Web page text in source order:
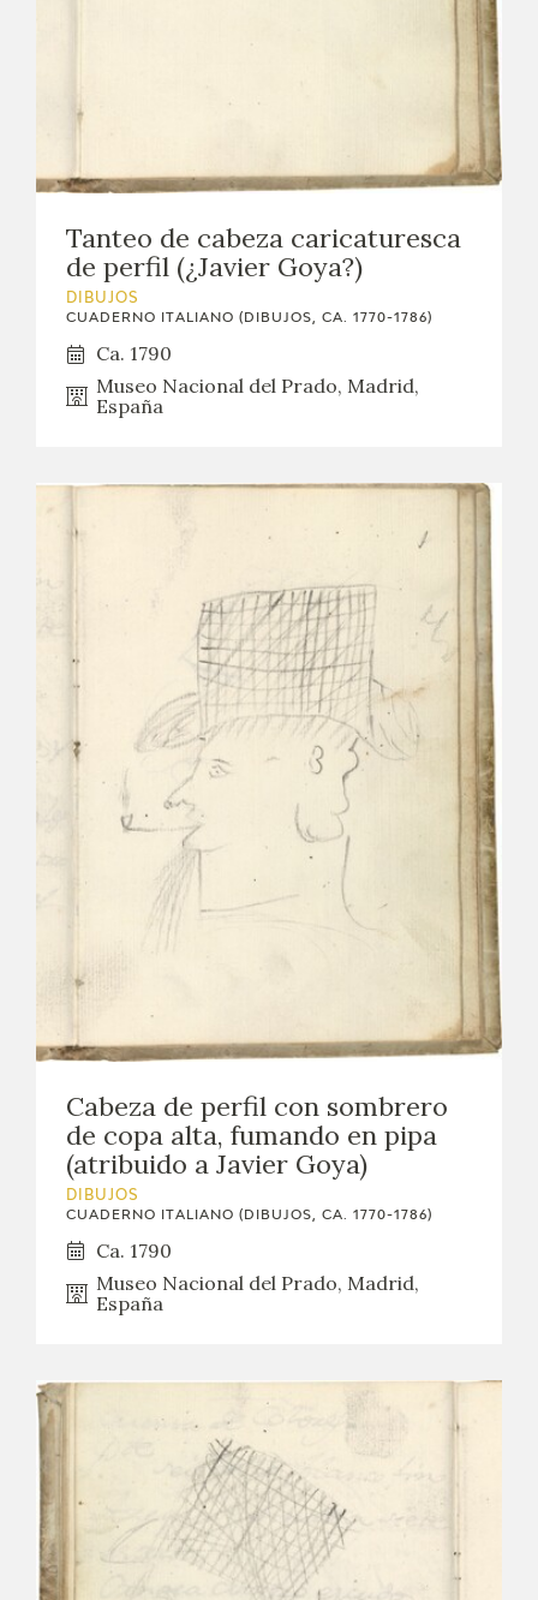
Tanteo de cabeza caricaturesca
de perfil (¿Javier Goya?)
DIBUJOS
CUADERNO ITALIANO (DIBUJOS, CA. 1770-1786)
Ca. 1790
Museo Nacional del Prado, Madrid,
España
Cabeza de perfil con sombrero
de copa alta, fumando en pipa
(atribuido a Javier Goya)
DIBUJOS
CUADERNO ITALIANO (DIBUJOS, CA. 1770-1786)
Ca. 1790
Museo Nacional del Prado, Madrid,
España